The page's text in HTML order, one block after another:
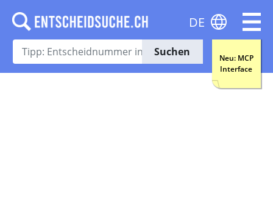
Suchen
Neu: MCP
Interface
DE